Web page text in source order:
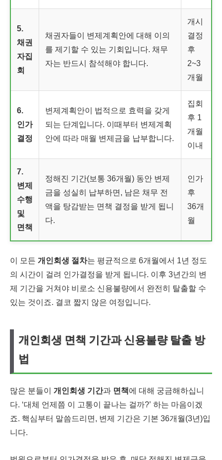
5.
채권
자집
회
채권자들이 변제계획안에 대해 이의
를 제기할 수 있는 기회입니다. 채무
자는 반드시 참석해야 합니다.
개시
결정
후
2~3
개월
6.
인가
결정
변제계획안이 법적으로 효력을 갖게
되는 단계입니다. 이때부터 변제계획
안에 따라 매월 변제금을 납부합니다.
집회
후 1
개월
이내
7.
변제
수행
및
면책
정해진 기간(보통 36개월) 동안 변제
금을 성실히 납부하면, 남은 채무 전
액을 탕감받는 면책 결정을 받게 됩니
다.
인가
후
36개
월
이 모든 개인회생 절차는 평균적으로 6개월에서 1년 정도
의 시간이 걸려 인가결정을 받게 됩니다. 이후 3년간의 변
제 기간을 거쳐야 비로소 신용불량에서 완전히 탈출할 수
있는 것이죠. 결코 짧지 않은 여정입니다.
개인회생 면책 기간과 신용불량 탈출 방
법
많은 분들이 개인회생 기간과 면책에 대해 궁금해하십니
다. ‘대체 언제쯤 이 고통이 끝나는 걸까?’ 하는 마음이겠
죠. 핵심부터 말씀드리면, 변제 기간은 기본 36개월(3년)입
니다.